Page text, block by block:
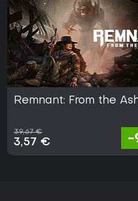
Remnant: From the
39,67 €
3,57 € -